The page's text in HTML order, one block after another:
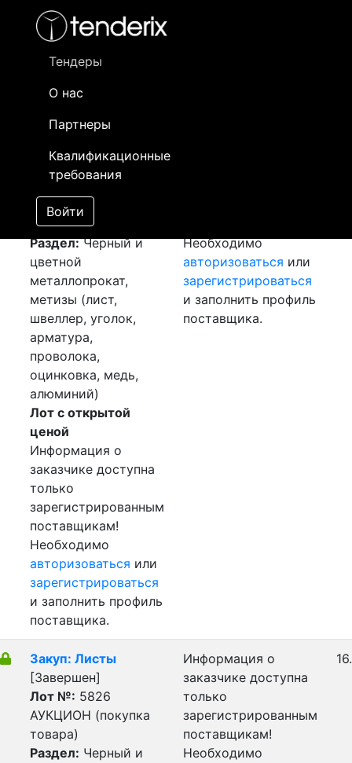
Тендеры
О нас
Партнеры
Квалификационные
требования
Войти
- активный лот
- сохраненный лот (не опубликован)
Закуп: Круг Ф20
[Завершен]
Лот №:
АУКЦИОН (покупка
товара)
Раздел:Черный и
цветной
металлопрокат,
метизы (лист,
швеллер, уголок,
арматура,
проволока,
оцинковка, медь,
алюминий)
Лот с открытой
ценой
Информация о
заказчике доступна
только
зарегистрированным
поставщикам!
Необходимо
авторизоваться или
зарегистрироваться
и заполнить профиль
поставщика.
Необходимо
авторизоваться или
зарегистрироваться
и заполнить профиль
поставщика.
Закуп: Листы
[Завершен]
Лот №: 5826
АУКЦИОН (покупка
товара)
Раздел: Черный и
Информация о
заказчике доступна
только
зарегистрированным
поставщикам!
Необходимо